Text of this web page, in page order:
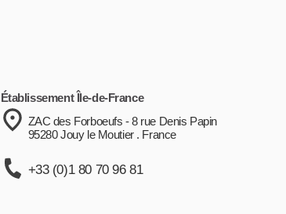
Établissement Île-de-France
ZAC des Forboeufs - 8 rue Denis Papin
95280 Jouy le Moutier . France
+33 (0)1 80 70 96 81